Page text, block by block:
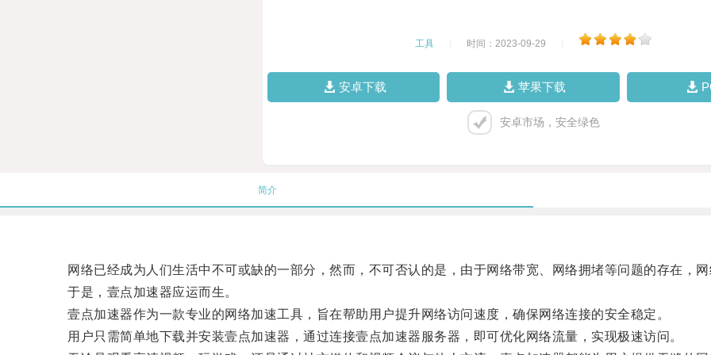
工具 时间：2023-09-29
安卓下载 苹果下载
安卓市场，安全绿色
简介
网络已经成为人们生活中不可或缺的一部分，然而，不可否认的是，由于网络带宽、网络拥堵等问题的存在，
于是，壹点加速器应运而生。
壹点加速器作为一款专业的网络加速工具，旨在帮助用户提升网络访问速度，确保网络连接的安全稳定。
用户只需简单地下载并安装壹点加速器，通过连接壹点加速器服务器，即可优化网络流量，实现极速访问。